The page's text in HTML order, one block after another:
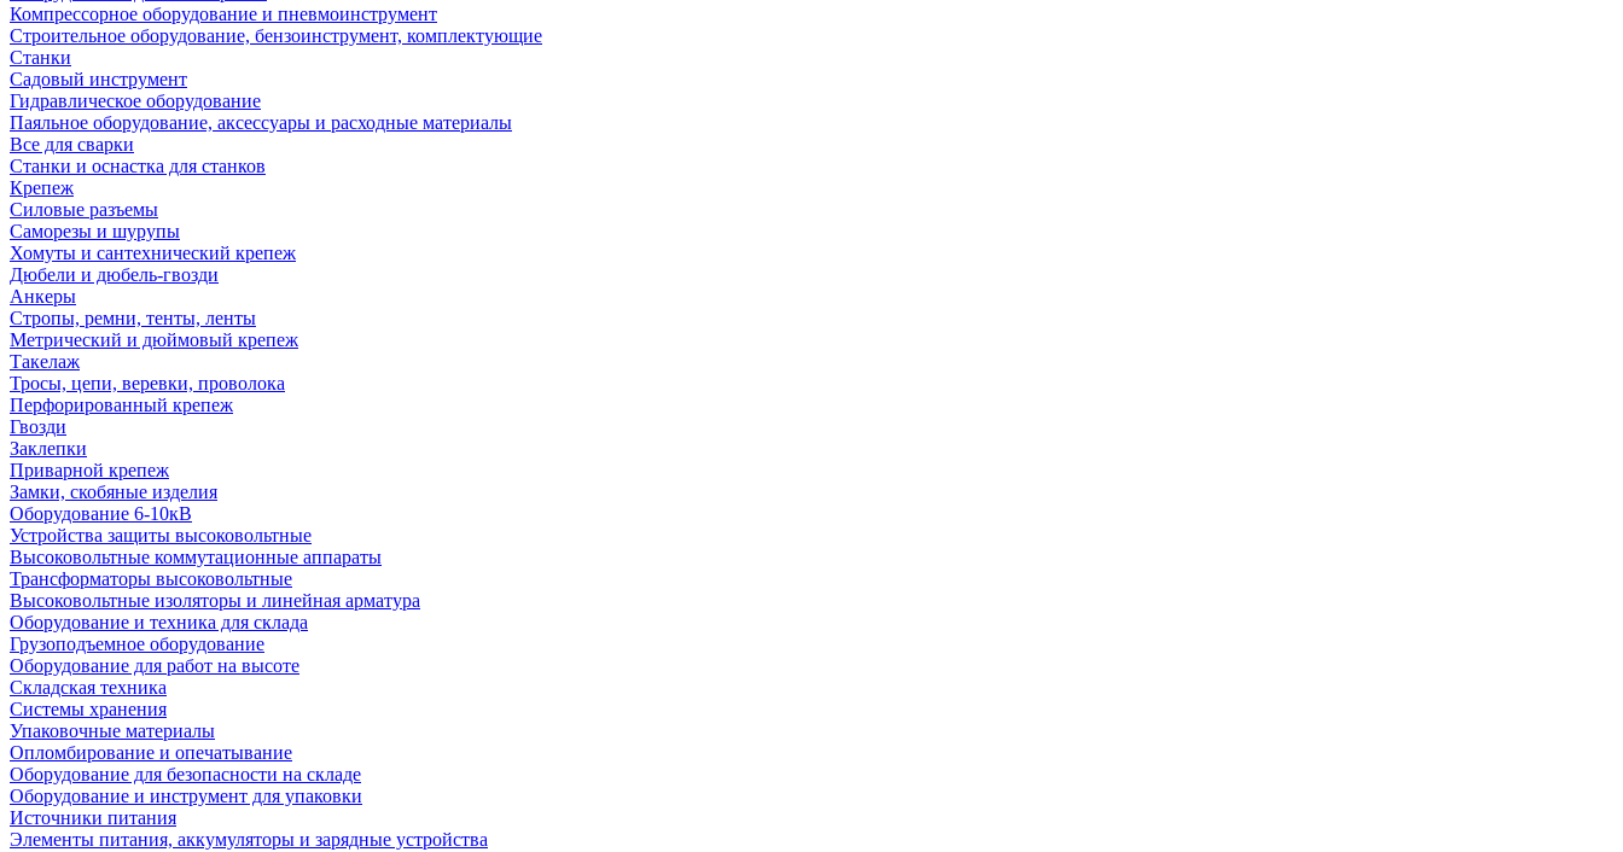
Компрессорное оборудование и пневмоинструмент
Строительное оборудование, бензоинструмент, комплектующие
Станки
Садовый инструмент
Гидравлическое оборудование
Паяльное оборудование, аксессуары и расходные материалы
Все для сварки
Станки и оснастка для станков
Крепеж
Силовые разъемы
Саморезы и шурупы
Хомуты и сантехнический крепеж
Дюбели и дюбель-гвозди
Анкеры
Стропы, ремни, тенты, ленты
Метрический и дюймовый крепеж
Такелаж
Тросы, цепи, веревки, проволока
Перфорированный крепеж
Гвозди
Заклепки
Приварной крепеж
Замки, скобяные изделия
Оборудование 6-10кВ
Устройства защиты высоковольтные
Высоковольтные коммутационные аппараты
Трансформаторы высоковольтные
Высоковольтные изоляторы и линейная арматура
Оборудование и техника для склада
Грузоподъемное оборудование
Оборудование для работ на высоте
Складская техника
Системы хранения
Упаковочные материалы
Опломбирование и опечатывание
Оборудование для безопасности на складе
Оборудование и инструмент для упаковки
Источники питания
Элементы питания, аккумуляторы и зарядные устройства